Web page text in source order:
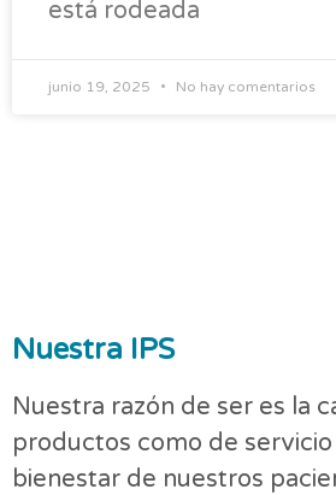
está rodeada
junio 19, 2025 No hay comentarios
Nuestra IPS
Nuestra razón de ser es la
productos como de servicio
bienestar de nuestros